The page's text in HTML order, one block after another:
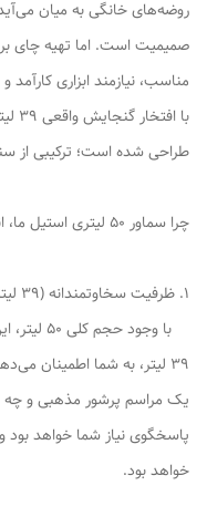
روضه‌های خانگی به میان
صمیمیت است. اما تهیه چای
با
طراحی شده است؛ ترکیبی از
چرا سماور 50 لیتری استیل ما، انتخاب بی‌نظیری است؟
1. ظرفیت سخاوتمندانه (39 لیتر گنجایش واقعی):
با وجود
39 لیتر، به شما اطمینان
یک مراسم پرشور مذهبی و چه
پاسخگوی نیاز شما خواهد بود و
خواهد بود.